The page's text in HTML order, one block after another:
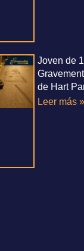
Joven de
de Hart
Leer más »